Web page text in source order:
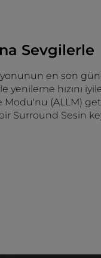
Sevgilerle
en son
yenileme hızını
(ALLM)
Surround Sesin